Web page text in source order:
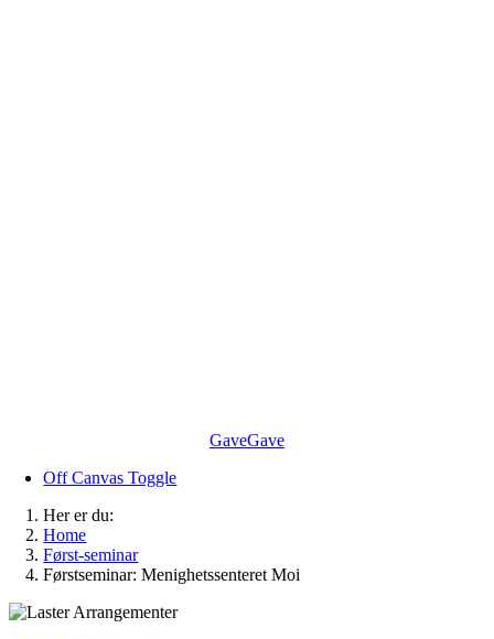
GaveGave
Off Canvas Toggle
Her er du:
Home
Først-seminar
Førstseminar: Menighetssenteret Moi